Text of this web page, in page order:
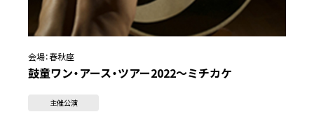
会場：春秋座
鼓童ワン・アース・ツアー2022～ミチカケ
主催公演